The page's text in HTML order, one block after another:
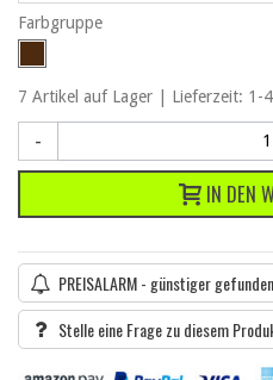
Farbgruppe
7 Artikel auf Lager | Lieferzeit: 1-
-
IN DEN
PREISALARM - günstiger
Stelle eine Frage zu diesem